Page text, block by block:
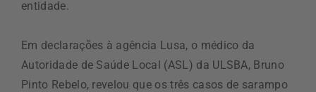
entidade.
Em declarações à agência Lusa, o médico da
Autoridade de Saúde Local (ASL) da ULSBA, Bruno
Pinto Rebelo, revelou que os três casos de sarampo